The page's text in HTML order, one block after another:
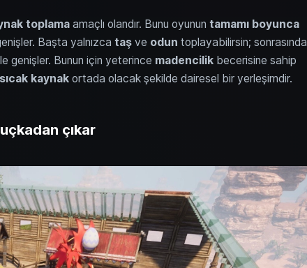
toplamaamaçlı olandır. Bunu oyunun tamamı boyunca
Başta yalnızca taşve odun toplayabilirsin; sonrasında
genişler. Bunun için yeterince madencilikbecerisine sahip
sıcak kaynakortada olacak şekilde dairesel bir yerleşimdir.
çıkar